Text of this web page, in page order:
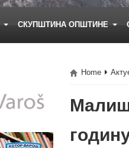
СКУПШТИНА ОПШТИНЕ
Home